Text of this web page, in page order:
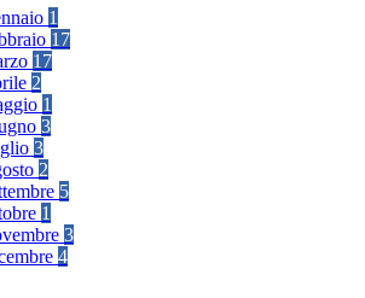
1
17
17
2
1
3
3
2
5
1
3
4